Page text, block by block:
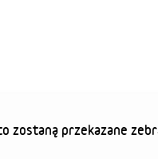
zostaną przekazane